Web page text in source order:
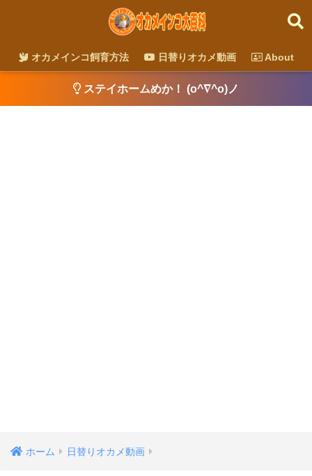
オカメインコ飼育方法 日替りオカメ動画 About
ステイホームめか！ (o^∇^o)ノ
ホーム 日替りオカメ動画